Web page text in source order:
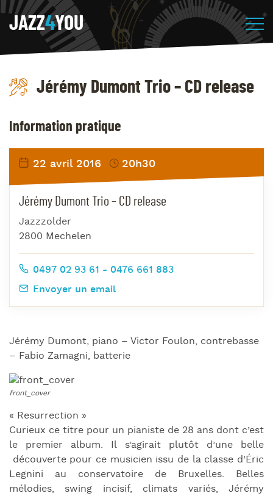
JAZZ4YOU
Jérémy Dumont Trio – CD release
Jérémy Dumont, piano – Victor Foulon, contrebasse
– Fabio Zamagni, batterie
« Resurrection »
Curieux ce titre pour un pianiste de 28 ans dont c’est
le premier album. Il s’agirait plutôt d’une belle
découverte pour ce musicien issu de la classe d’Éric
Legnini au conservatoire de Bruxelles. Belles
mélodies, swing incisif, climats variés, Jérémy
Information pratique
22 avril 2016 20h30
Jérémy Dumont Trio – CD release
Jazzzolder
2800 Mechelen
0497 02 93 61 - 0476 661 883
Envoyer un email